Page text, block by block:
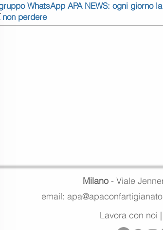
WhatsApp APA NEWS: ogni giorno
perdere
Milano - Viale
email:
Lavora con noi |